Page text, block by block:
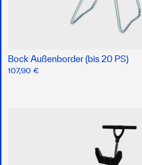
Bock Außenborder (bis 20 PS)
107,90 €